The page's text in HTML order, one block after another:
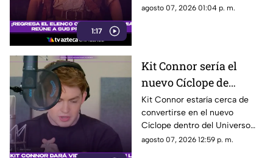
1:17
mientras Oded Fehr y Kevin J.
agosto 07, 2026 01:04 p. m.
Kit Connor sería el
nuevo Cíclope de
Marvel: así será su
llegada a los 'X-Men'
Kit Connor estaría cerca de
convertirse en el nuevo
Cíclope dentro del Universo
Cinematográfico de Marvel.
agosto 07, 2026 12:59 p. m.